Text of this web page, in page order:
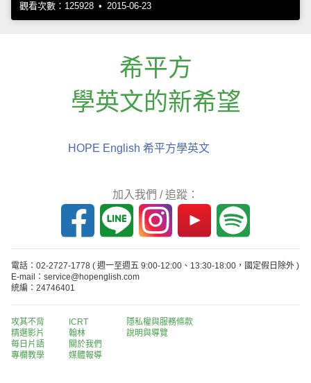
觀看次數：125928 • 2015-06-23
希平方
學英文的新希望
HOPE English 希平方學英文
加入我們 / 追蹤：
電話：02-2727-1778 ( 週一至週五 9:00-12:00、13:30-18:00，國定假日除外 )
E-mail：service@hopenglish.com
統編：24746401
攻其不背
精選影片
每日片語
專欄教學
ICRT
翰林
關於我們
媒體報導
隱私權與服務條款
說明與導覽